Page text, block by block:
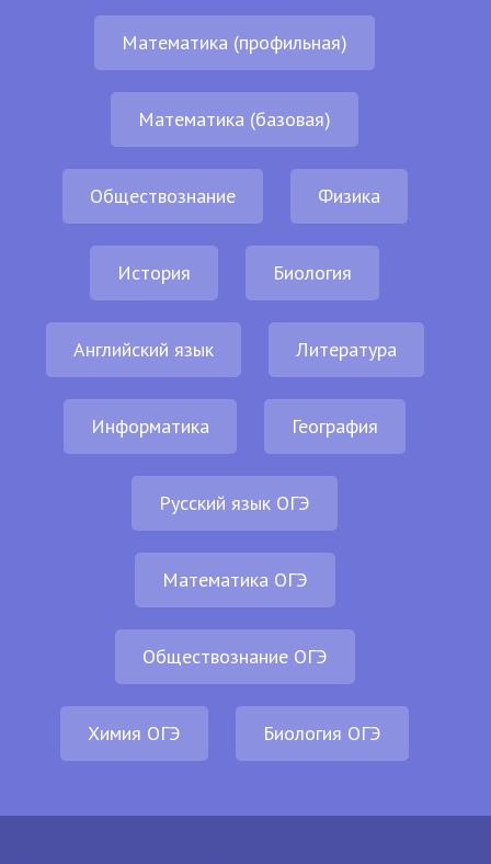
Математика (профильная)
Математика (базовая)
Обществознание Физика
История Биология
Английский язык Литература
Информатика География
Русский язык ОГЭ
Математика ОГЭ
Обществознание ОГЭ
Химия ОГЭ Биология ОГЭ